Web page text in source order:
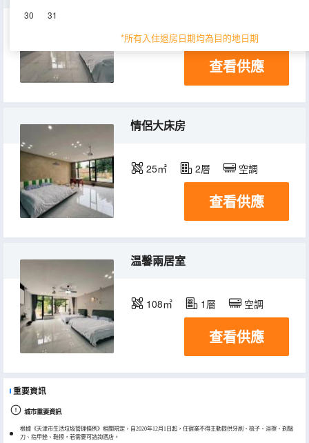
30 31
*所有入住退房日期均為目的地日期
500㎡ 1層 空調
查看供應
情侶大床房
25㎡ 2層 空調
查看供應
温馨兩居室
108㎡ 1層 空調
查看供應
重要資訊
城市重要資訊
根據《天津市生活垃圾管理條例》相關規定，自2020年12月1日起，住宿業不得主動提供牙刷、梳子、浴擦、剃鬚
刀、指甲銼、鞋擦，若需要可諮詢酒店。